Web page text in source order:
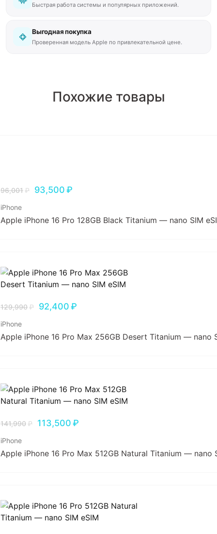
Быстрая работа системы и популярных приложений.
Выгодная покупка
Проверенная модель Apple по привлекательной цене.
Похожие товары
96,001₽ 93,500₽
iPhone
Apple iPhone 16 Pro 128GB Black Titanium — nano SIM
129,990₽ 92,400₽
iPhone
Apple iPhone 16 Pro Max 256GB Desert Titanium — nano
141,990₽ 113,500₽
iPhone
Apple iPhone 16 Pro Max 512GB Natural Titanium — nano